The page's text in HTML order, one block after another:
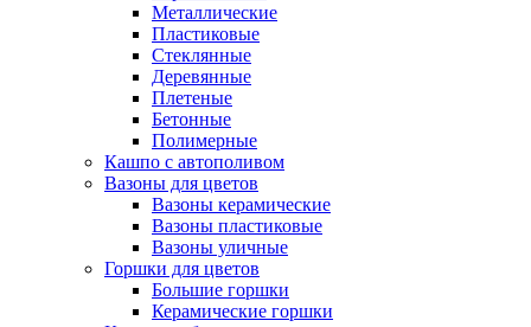
Металлические
Пластиковые
Стеклянные
Деревянные
Плетеные
Бетонные
Полимерные
Кашпо с автополивом
Вазоны для цветов
Вазоны керамические
Вазоны пластиковые
Вазоны уличные
Горшки для цветов
Большие горшки
Керамические горшки